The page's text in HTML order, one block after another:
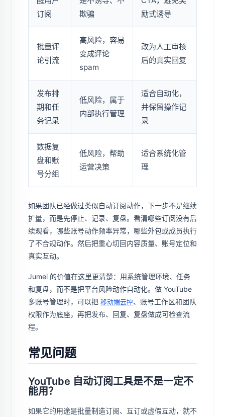
订阅
欺骗
励式诱导
批量评
论引流
高风险，容易
变成评论
spam
改为人工审核
后的真实回复
发布排
期和任
务记录
低风险，属于
内部执行管理
适合自动化，
并保留操作记
录
数据复
盘和账
号分组
低风险，帮助
运营决策
适合系统化管
理
如果团队已经做过类似自动订阅动作，下一步不是继续
扩量，而是先停止、记录、复盘。看清哪些订阅没有后
续观看，哪些账号动作频率异常，哪些外包或成员执行
了不合规动作。然后把重心切回内容质量、账号定位和
真实互动。
Jumei 的价值在这里更清楚：用系统管理环境、任务
和复盘，而不是把平台风险动作自动化。做 YouTube
多账号管理时，可以把 移动端云控、账号工作区和团队
权限作为底座，再把发布、回复、复盘做成可检查流
程。
常见问题
YouTube 自动订阅工具是不是一定不
能用？
如果它的用途是批量制造订阅、互订或虚假互动，就不